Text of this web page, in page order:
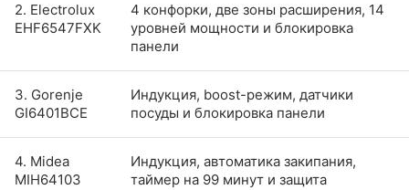
2. Electrolux
EHF6547FXK
4 конфорки, две зоны расширения, 14
уровней мощности и блокировка
панели
3. Gorenje
GI6401BCE
Индукция, boost-режим, датчики
посуды и блокировка панели
4. Midea
MIH64103
Индукция, автоматика закипания,
таймер на 99 минут и защита